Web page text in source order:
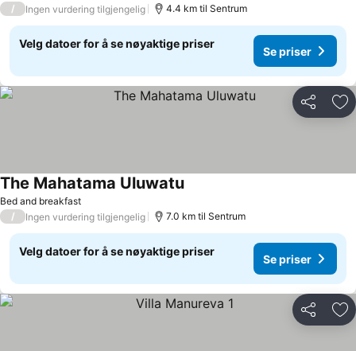
/ Ingen vurdering tilgjengelig 4.4 km til Sentrum
Velg datoer for å se nøyaktige priser
Se priser
Del
Bed and breakfast
The Mahatama UluwatuSe priser
/ Ingen vurdering tilgjengelig 7.0 km til Sentrum
Velg datoer for å se nøyaktige priser
Se priser
Del